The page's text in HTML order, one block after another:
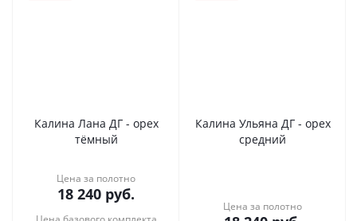
Калина Лана ДГ - орех
тёмный
Цена за полотно
18 240 руб.
Калина Ульяна ДГ - орех
средний
Цена за полотно